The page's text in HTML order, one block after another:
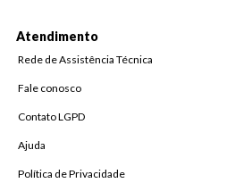
Atendimento
Rede de Assistência Técnica
Fale conosco
Contato LGPD
Ajuda
Política de Privacidade